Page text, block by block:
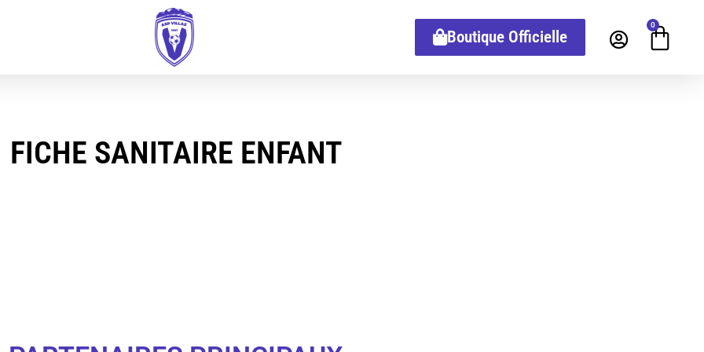
Boutique Officielle
0
FICHE SANITAIRE ENFANT